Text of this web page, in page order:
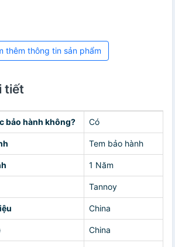
thêm thông tin sản phẩm
tiết
bảo hành không? Có
Tem bảo hành
1 Năm
Tannoy
China
China